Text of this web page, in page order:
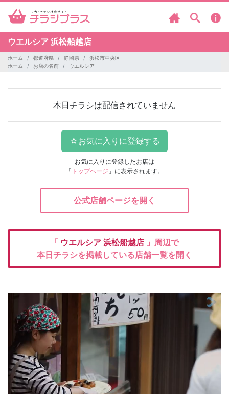
ウエルシア 浜松船越店
ホーム 都道府県 静岡県
浜松市中央区
ホーム
お店の名前 ウエルシア
本日チラシは配信されていません
お気に入りに登録したお店は
「 トップページ 」に表示されます。
公式店舗ページを開く
「 ウエルシア 浜松船越店 」周辺で
本日チラシを掲載している店舗一覧を開く